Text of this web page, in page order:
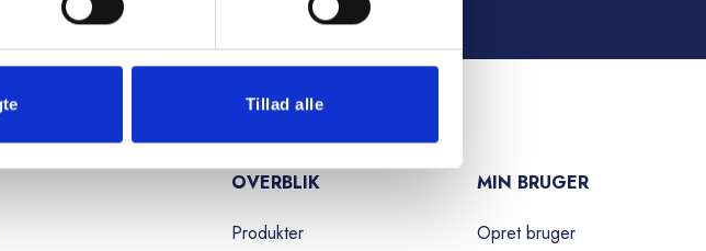
Tillad alle
OVERBLIK
Produkter
MIN BRUGER
Opret bruger